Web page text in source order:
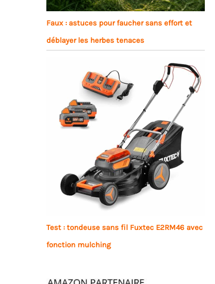
Faux : astuces pour faucher sans effort et
déblayer les herbes tenaces
Test : tondeuse sans fil Fuxtec E2RM46 avec
fonction mulching